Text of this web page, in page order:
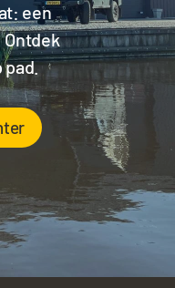
een
pad.